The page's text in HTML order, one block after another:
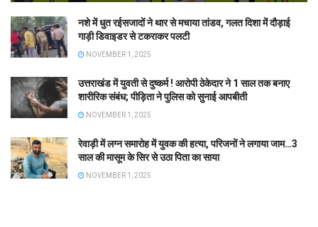
नशे में धुत रईसजादों ने थार से मचाया तांडव, गलत दिशा में दौड़ाई
गाड़ी डिवाइडर से टकराकर पलटी
NOVEMBER 1, 2025
उत्तराखंड में युवती से दुष्कर्म ! आरोपी ठेकेदार ने 1 साल तक बनाए
शारीरिक संबंध; पीड़िता ने पुलिस को सुनाई आपबीती
NOVEMBER 1, 2025
रेवाड़ी में लग्न समारोह में युवक की हत्या, परिजनों ने लगाया जाम…3
साल की मासूम के सिर से उठा पिता का साया
NOVEMBER 1, 2025